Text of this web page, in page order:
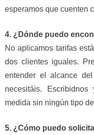
esperamos que cuenten
4. ¿Dónde puedo
No aplicamos tarifas
dos clientes iguales.
entender el alcance
necesitáis.
medida sin ningún tipo
5. ¿Cómo puedo